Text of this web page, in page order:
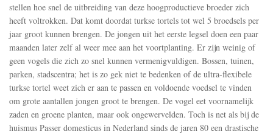
is
in
Nederland
sinds
de
jaren
80
gehalveerd
stellen hoe snel de uitbreiding van deze hoogproductieve broeder zich
heeft voltrokken. Dat komt doordat turkse tortels tot wel 5 broedsels per
jaar groot kunnen brengen. De jongen uit het eerste legsel doen een paar
maanden later zelf al weer mee aan het voortplanting. Er zijn weinig of
geen vogels die zich zo snel kunnen vermenigvuldigen. Bossen, tuinen,
parken, stadscentra; het is zo gek niet te bedenken of de ultra-flexibele
turkse tortel weet zich er aan te passen en voldoende voedsel te vinden
om grote aantallen jongen groot te brengen. De vogel eet voornamelijk
zaden en groene planten, maar ook ongewervelden. Toch is net als bij de
huismus Passer domesticus in Nederland sinds de jaren 80 een drastische